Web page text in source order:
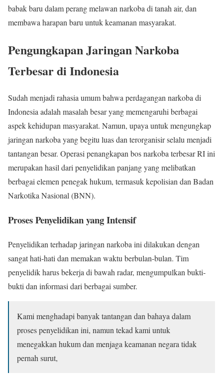
babak baru dalam perang melawan narkoba di tanah air, dan
membawa harapan baru untuk keamanan masyarakat.
Pengungkapan Jaringan Narkoba
Terbesar di Indonesia
Sudah menjadi rahasia umum bahwa perdagangan narkoba di
Indonesia adalah masalah besar yang memengaruhi berbagai
aspek kehidupan masyarakat. Namun, upaya untuk mengungkap
jaringan narkoba yang begitu luas dan terorganisir selalu menjadi
tantangan besar. Operasi penangkapan bos narkoba terbesar RI ini
merupakan hasil dari penyelidikan panjang yang melibatkan
berbagai elemen penegak hukum, termasuk kepolisian dan Badan
Narkotika Nasional (BNN).
Proses Penyelidikan yang Intensif
Penyelidikan terhadap jaringan narkoba ini dilakukan dengan
sangat hati-hati dan memakan waktu berbulan-bulan. Tim
penyelidik harus bekerja di bawah radar, mengumpulkan bukti-
bukti dan informasi dari berbagai sumber.
Kami menghadapi banyak tantangan dan bahaya dalam
proses penyelidikan ini, namun tekad kami untuk
menegakkan hukum dan menjaga keamanan negara tidak
pernah surut,